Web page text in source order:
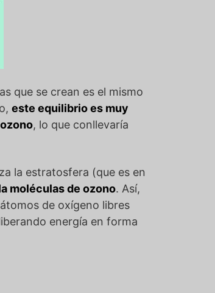
que se crean es el mismo
este equilibrio es muy
, lo que conllevaría
la estratosfera (que es en
moléculas de ozono. Así,
de oxígeno libres
energía en forma